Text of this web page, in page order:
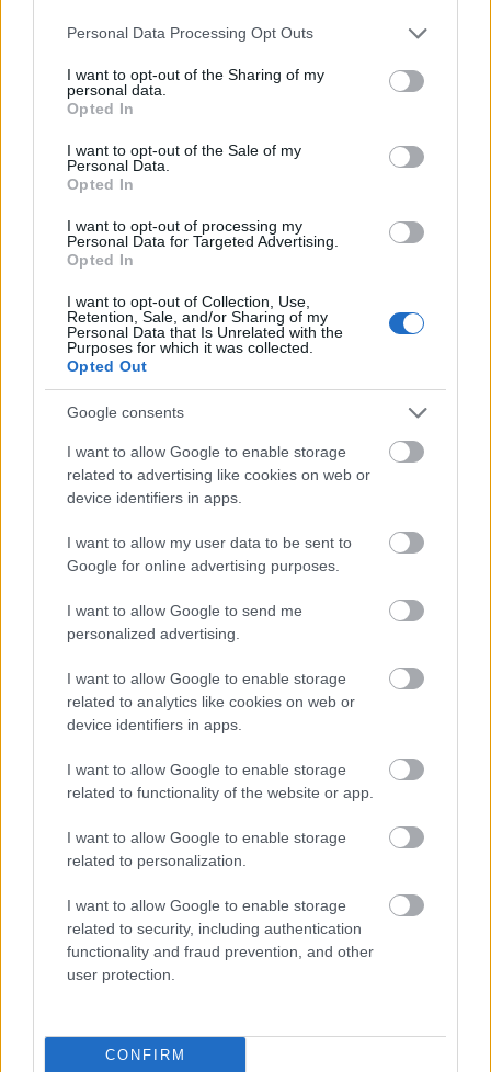
Please note that this website/app uses one or more Google
not limited to your visit or usage behaviour. You may click to
grant or deny consent to Google and its third-party tags to
use your data for below specified purposes in below Google
consent section.
Personal Data Processing Opt Outs
I want to opt-out of the Sharing of my
personal data.
Opted In
I want to opt-out of the Sale of my
Personal Data.
Opted In
I want to opt-out of processing my
Personal Data for Targeted Advertising.
Opted In
I want to opt-out of Collection, Use,
Retention, Sale, and/or Sharing of my
Personal Data that Is Unrelated with the
Purposes for which it was collected.
Opted Out
Google consents
I want to allow Google to enable storage
related to advertising like cookies on web or
device identifiers in apps.
I want to allow my user data to be sent to
Google for online advertising purposes.
I want to allow Google to send me
personalized advertising.
I want to allow Google to enable storage
related to analytics like cookies on web or
device identifiers in apps.
I want to allow Google to enable storage
related to functionality of the website or app.
I want to allow Google to enable storage
related to personalization.
I want to allow Google to enable storage
related to security, including authentication
functionality and fraud prevention, and other
user protection.
CONFIRM
Keresztes Tamás azEgy őrült naplójá
ban (fotó: Toldy
Miklós)
ezeket az érzelmeket, illetve amiről nincs közvetlen
élményem, azt megpróbálom a fantáziám által
létrehívni. A Gogol-mű tényleg annyira gazdag, hogy
nagyon sok mindent rá, illetve a nézők fantáziájára
lehet bízni. Ha nem akarunk túl nagy erőszakot tenni
érzelmeket. Persze igyekszem minél átéltebb lenni, ami
hol így sikerül, hol úgy. Egy életen keresztül tanuljuk a
módját, hogy hogyan lehetünk a színpadon minél
szerepformálásról.
Kapcsolódó cikkek
Le lehetne kottázni a mi
előadásunkat is – Egy őrült naplója
„Hogy mondjanak neki egy jó szót...”
Keresztes Tamás: „Fantasztikus volt
belekóstolni a díszlettervezésbe”
„Gogol műve a mindenkori emberről
szól” – Interjú Keresztes Tamással